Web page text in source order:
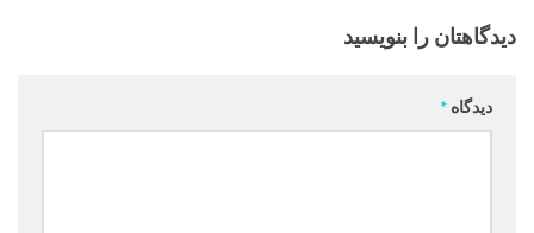
دیدگاهتان را بنویسید
دیدگاه *